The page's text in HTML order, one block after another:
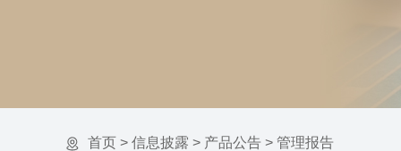
首页 > 信息披露 > 产品公告 > 管理报告